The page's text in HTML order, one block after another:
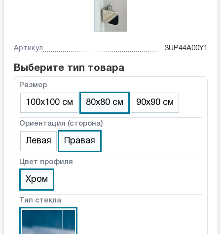
Артикул 3UP44A00Y1
Выберите тип товара
Размер
100х100 см 80х80 см 90х90 см
Ориентация (сторона)
Левая Правая
Цвет профиля
Хром
Тип стекла